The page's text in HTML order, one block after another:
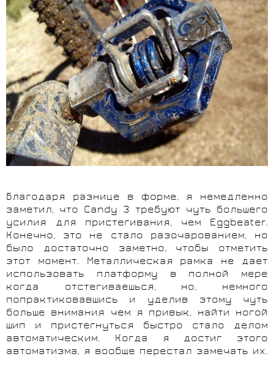
Благодаря разнице в форме, я немедленно
заметил, что Candy 3 требуют чуть большего
усилия для пристегивания, чем Eggbeater.
Конечно, это не стало разочарованием, но
было достаточно заметно, чтобы отметить
этот момент. Металлическая рамка не дает
использовать платформу в полной мере
когда отстегиваешься, но, немного
попрактиковавшись и уделив этому чуть
больше внимания чем я привык, найти ногой
шип и пристегнуться быстро стало делом
автоматическим. Когда я достиг этого
автоматизма, я вообще перестал замечать их.